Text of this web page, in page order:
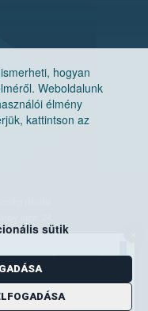
hogyan
Weboldalunk
élmény
kattintson az
sütik
Hivatal
Pf. 30.
244